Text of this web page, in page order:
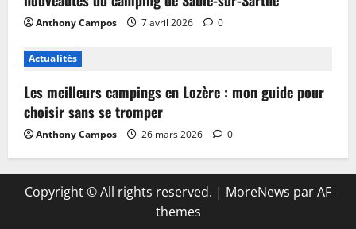
Anthony Campos 7 avril 2026 0
Actualités
Les meilleurs campings en Lozère : mon guide pour
choisir sans se tromper
Anthony Campos 26 mars 2026 0
Copyright © All rights reserved. | MoreNews par AF
themes